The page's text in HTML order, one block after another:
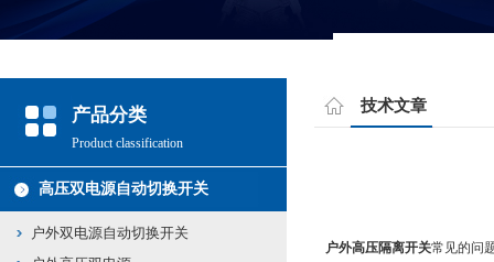
产品分类
Product classification
高压双电源自动切换开关
户外双电源自动切换开关
技术文章
户外高压隔离开关常见的问